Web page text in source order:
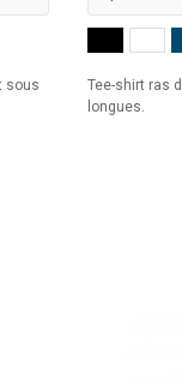
sous
Tee-shirt ras
longues.